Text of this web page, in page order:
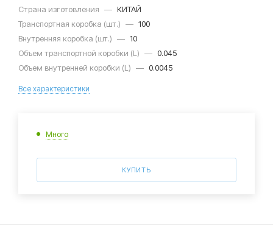
Страна изготовления — КИТАЙ
Транспортная коробка (шт.) — 100
Внутренняя коробка (шт.) — 10
Объем транспортной коробки (L) — 0.045
Объем внутренней коробки (L) — 0.0045
Все характеристики
Много
КУПИТЬ